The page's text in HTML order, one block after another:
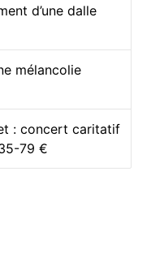
d’une dalle
mélancolie
: concert caritatif
79 €